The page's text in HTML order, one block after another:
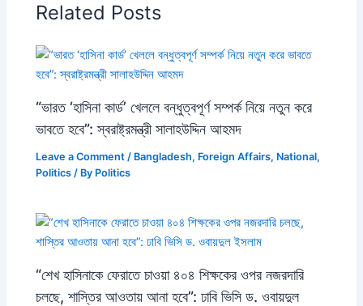
Related Posts
“ভারত ‘হাসিনা কার্ড’ খেললে বন্ধুত্বপূর্ণ সম্পর্ক নিয়ে নতুন করে
ভাবতে হবে”: স্বরাষ্ট্রমন্ত্রী সালাহউদ্দিন আহমদ
Leave a Comment / Bangladesh, Foreign Affairs, National,
Politics / By Politics
“শেখ হাসিনাকে ফেরাতে চাওয়া ৪০৪ শিক্ষকের ওপর নজরদারি
চলছে, শাস্তির আওতায় আনা হবে”: ঢাবি ভিসি ড. ওবায়দুল